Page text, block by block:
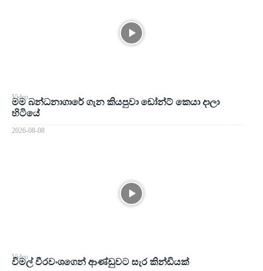
Video
මම බන්ධනාගාරේ ගැන කියපුවා ඩෝන්ට් කෙයා දාලා
හිටියේ
2026-08-08
Video
විමල් වීරවංශගෙන් ආණ්ඩුවට සැර කින්ඩියක්